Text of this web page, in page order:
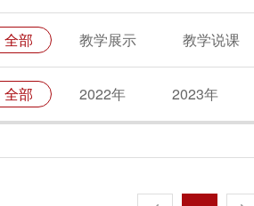
全部 教学展示 教学说课
全部 2022年 2023年